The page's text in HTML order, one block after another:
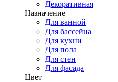
Декоративная
Назначение
Для ванной
Для бассейна
Для кухни
Для пола
Для стен
Для фасада
Цвет